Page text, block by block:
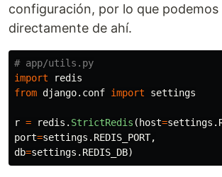
configuración, por lo que
directamente de ahí.
import
redis
from django.conf import settings
r = redis . StrictRedis ( host=settings .
port=settings . REDIS_PORT,
db=settings . REDIS_DB)